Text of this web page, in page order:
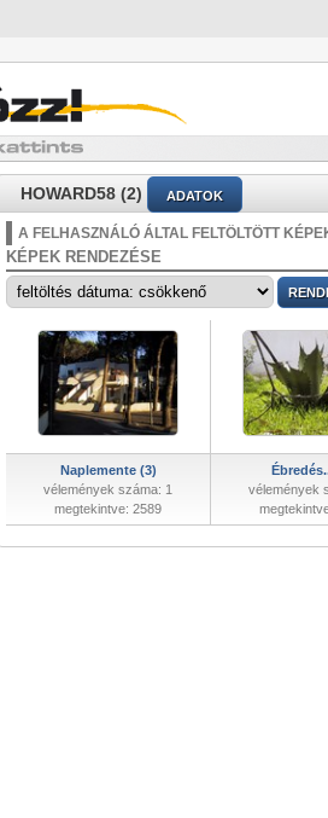
HOWARD58 (2) ADATOK
A FELHASZNÁLÓ ÁLTAL FELTÖLTÖTT
KÉPEK RENDEZÉSE
Naplemente (3)
vélemények száma: 1
megtekintve: 2589
vélemények